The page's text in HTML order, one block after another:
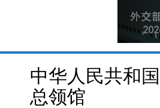
中华人民共和
总领馆